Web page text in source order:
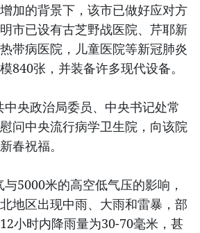
加的背景下，该市已做好应对方
市已设有古芝野战医院、芹耶新
带病医院，儿童医院等新冠肺炎
840张，并装备许多现代设备。
中央政治局委员、中央书记处常
问中央流行病学卫生院，向该院
春祝福。
与5000米的高空低气压的影响，
地区出现中雨、大雨和雷暴，部
小时内降雨量为30-70毫米，甚